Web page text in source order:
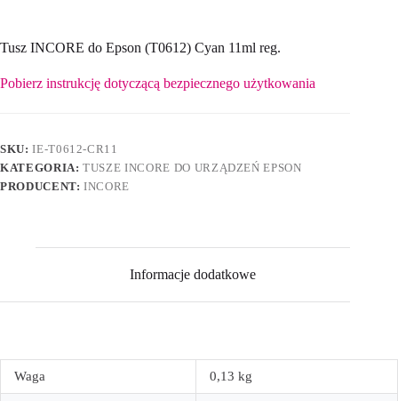
Tusz INCORE do Epson (T0612) Cyan 11ml reg.
Pobierz instrukcję dotyczącą bezpiecznego użytkowania
SKU:IE-T0612-CR11
KATEGORIA:TUSZE INCORE DO URZĄDZEŃ EPSON
PRODUCENT:INCORE
Informacje dodatkowe
Waga 0,13 kg